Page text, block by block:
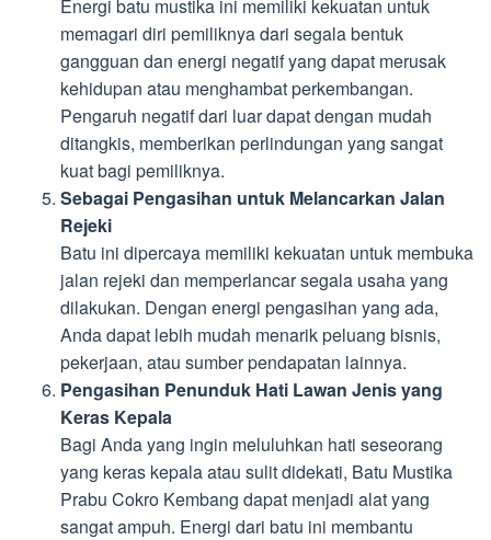
Energi batu mustika ini memiliki kekuatan untuk
memagari diri pemiliknya dari segala bentuk
gangguan dan energi negatif yang dapat merusak
kehidupan atau menghambat perkembangan.
Pengaruh negatif dari luar dapat dengan mudah
ditangkis, memberikan perlindungan yang sangat
kuat bagi pemiliknya.
Sebagai Pengasihan untuk Melancarkan Jalan
Rejeki
Batu ini dipercaya memiliki kekuatan untuk membuka
jalan rejeki dan memperlancar segala usaha yang
dilakukan. Dengan energi pengasihan yang ada,
Anda dapat lebih mudah menarik peluang bisnis,
pekerjaan, atau sumber pendapatan lainnya.
Pengasihan Penunduk Hati Lawan Jenis yang
Keras Kepala
Bagi Anda yang ingin meluluhkan hati seseorang
yang keras kepala atau sulit didekati, Batu Mustika
Prabu Cokro Kembang dapat menjadi alat yang
sangat ampuh. Energi dari batu ini membantu